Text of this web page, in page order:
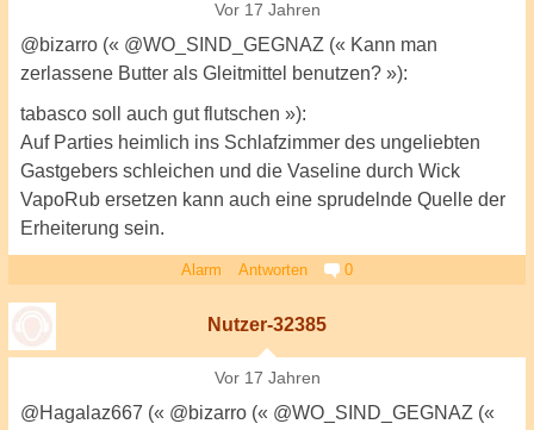
Vor 17 Jahren
@bizarro (« @WO_SIND_GEGNAZ (« Kann man
zerlassene Butter als Gleitmittel benutzen? »):
tabasco soll auch gut flutschen »):
Auf Parties heimlich ins Schlafzimmer des ungeliebten
Gastgebers schleichen und die Vaseline durch Wick
VapoRub ersetzen kann auch eine sprudelnde Quelle der
Erheiterung sein.
Alarm Antworten 0
Nutzer-32385
Vor 17 Jahren
@Hagalaz667 (« @bizarro (« @WO_SIND_GEGNAZ («